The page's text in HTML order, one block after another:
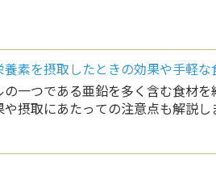
素を摂取したときの効果や手軽な
一つである亜鉛を多く含む食材
摂取にあたっての注意点も解説し